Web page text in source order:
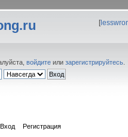
[
войдите или зарегистрируйтесь
Вход Регистрация